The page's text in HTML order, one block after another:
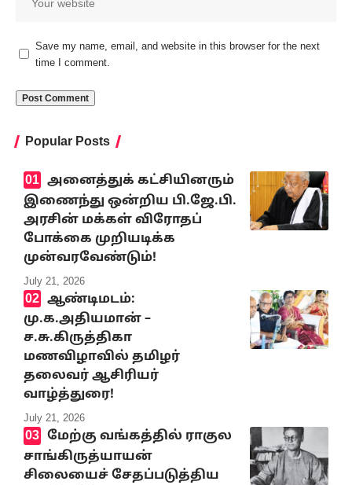
Save my name, email, and website in this browser for the next
time I comment.
Popular Posts
அனைத்துக் கட்சியினரும்
இணைந்து ஒன்றிய பி.ஜே.பி.
அரசின் மக்கள் விரோதப்
போக்கை முறியடிக்க
முன்வரவேண்டும்!
July 21, 2026
ஆண்டிமடம்:
மு.க.அதியமான் –
ச.சு.கிருத்திகா
மணவிழாவில் தமிழர்
தலைவர் ஆசிரியர்
வாழ்த்துரை!
July 21, 2026
மேற்கு வங்கத்தில் ராகுல
சாங்கிருத்யாயன்
சிலையைச் சேதப்படுத்திய